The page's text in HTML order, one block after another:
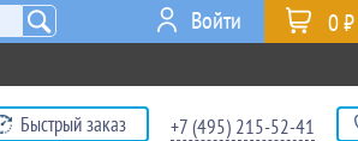
0 ₽
Войти
Быстрый заказ +7 (495) 215-52-41